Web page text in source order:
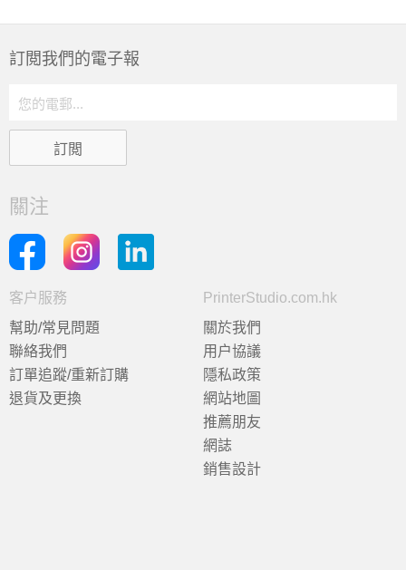
訂閲我們的電子報
關注
客户服務
幫助/常見問題
聯絡我們
訂單追蹤/重新訂購
退貨及更換
PrinterStudio.com.hk
關於我們
用户協議
隱私政策
網站地圖
推薦朋友
網誌
銷售設計